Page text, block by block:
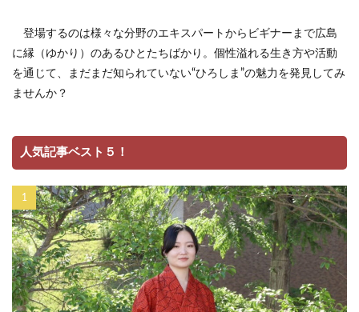
登場するのは様々な分野のエキスパートからビギナーまで広島
に縁（ゆかり）のあるひとたちばかり。個性溢れる生き方や活動
を通じて、まだまだ知られていない“ひろしま”の魅力を発見してみ
ませんか？
人気記事ベスト５！